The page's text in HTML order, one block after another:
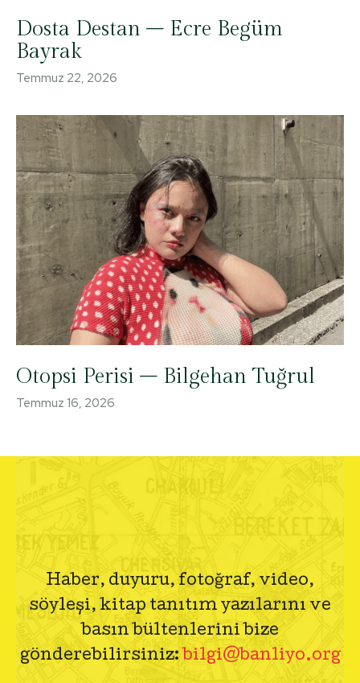
Dosta Destan – Ecre Begüm
Bayrak
Temmuz 22, 2026
Otopsi Perisi – Bilgehan Tuğrul
Temmuz 16, 2026
Haber, duyuru, fotoğraf, video,
söyleşi, kitap tanıtım yazılarını ve
basın bültenlerini bize
gönderebilirsiniz: bilgi@banliyo.org